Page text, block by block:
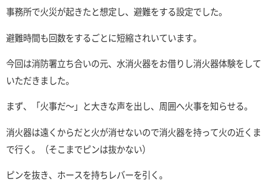
事務所で火災が起きたと想定し、避難をする設定でした。
避難時間も回数をするごとに短縮されいています。
今回は消防署立ち合いの元、水消火器をお借りし消火器体験をして
いただきました。
まず、「火事だ～」と大きな声を出し、周囲へ火事を知らせる。
消火器は遠くからだと火が消せないので消火器を持って火の近くま
で行く。（そこまでピンは抜かない）
ピンを抜き、ホースを持ちレバーを引く。